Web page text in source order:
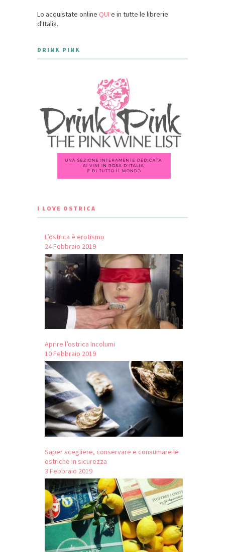
Lo acquistate online QUI e in tutte le librerie
d'Italia.
DRINK PINK
I LOVE OSTRICA
L’ostrica è erotismo
24 Febbraio 2019
Aprire l’ostrica Incolumi
10 Febbraio 2019
Saper scegliere, conservare e consumare le
ostriche in sicurezza
3 Febbraio 2019